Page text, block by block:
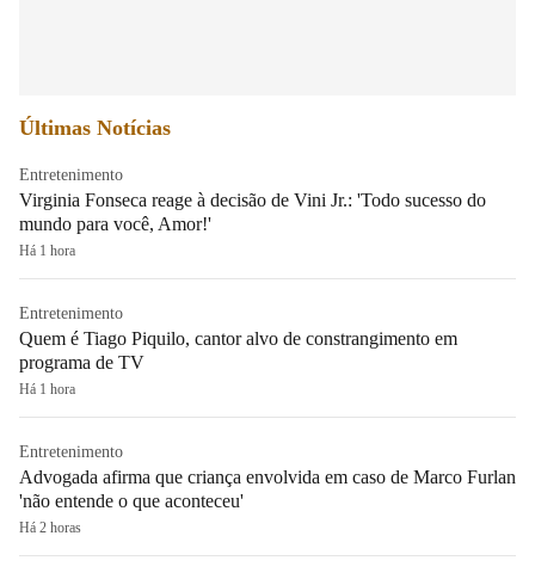
Últimas Notícias
Entretenimento
Virginia Fonseca reage à decisão de Vini Jr.: 'Todo sucesso do
mundo para você, Amor!'
Há 1 hora
Entretenimento
Quem é Tiago Piquilo, cantor alvo de constrangimento em
programa de TV
Há 1 hora
Entretenimento
Advogada afirma que criança envolvida em caso de Marco Furlan
'não entende o que aconteceu'
Há 2 horas